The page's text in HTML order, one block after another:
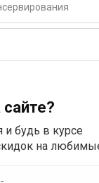
и будь в курсе
на